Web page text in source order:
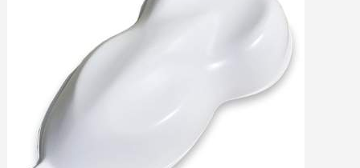
Obtenga su presupuesto
Gana puntos de
Devuelve los